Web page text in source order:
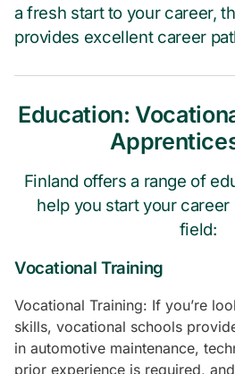
a fresh start to your career,
provides excellent career
Education:
Finland offers a range of
help you start your
field:
Vocational Training
Vocational Training: If you’re
skills, vocational schools
in automotive maintenance,
prior experience is required,